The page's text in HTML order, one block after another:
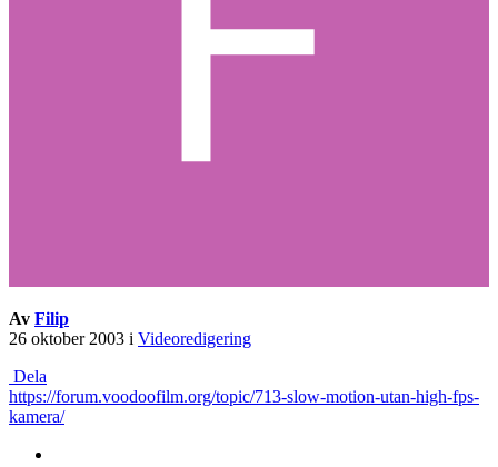
Av Filip
26 oktober 2003 i Videoredigering
Dela
https://forum.voodoofilm.org/topic/713-slow-motion-utan-high-fps-
kamera/